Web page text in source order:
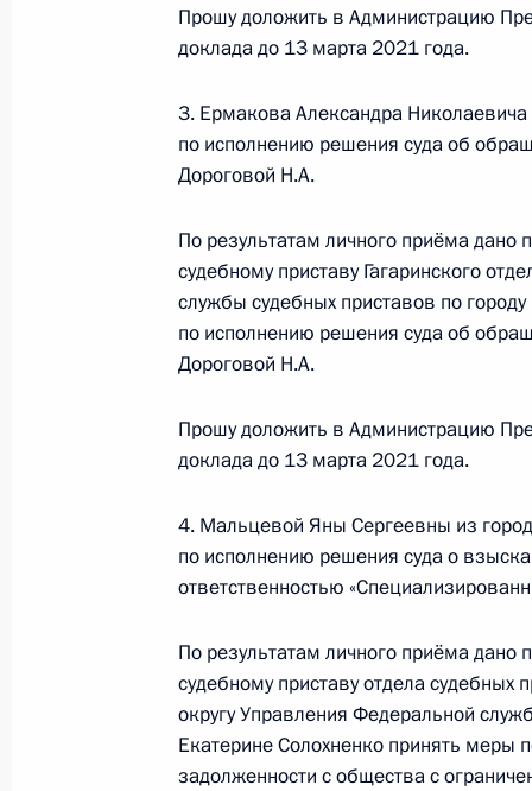
по поручению Президента
управления Президента
октября 2020 года
15 февраля 2021 года, 19:33
Продолжен контроль исполнения
в режиме видео-конференц-связи
по поручению Президента
Российской Федерации –
Российской Федерации Дмитрием
15 февраля 2021 года, 19:33
Продолжен контроль исполнения
в режиме видео-конференц-связи
Управления пресс-службы и
Андреем Цыбулиным в Приёмной
граждан в Москве 24 декабря
15 февраля 2021 года, 19:33
Прошу доложить в Администрацию
доклада до 13 марта 2021 года.
3. Ермакова Александра
по исполнению решения суда об
Дороговой Н.А.
По результатам личного приёма дано
судебному приставу Гагаринского
службы судебных приставов по
по исполнению решения суда об
Дороговой Н.А.
Прошу доложить в Администрацию
доклада до 13 марта 2021 года.
4. Мальцевой Яны Сергеевны из
по исполнению решения суда о
ответственностью
По результатам личного приёма дано
судебному приставу отдела
округу Управления Федеральной
Екатерине Солохненко принять меры
задолженности с общества с